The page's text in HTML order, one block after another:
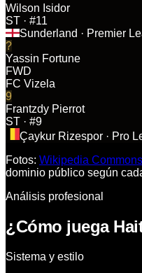
Wilson Isidor
ST · #11
Sunderland · Premier
?
Yassin Fortune
FWD
FC Vizela
9
Frantzdy Pierrot
ST · #9
Çaykur Rizespor · Pro
Fotos: Wikipedia Commons
dominio público según
Análisis profesional
¿Cómo juega
Sistema y estilo